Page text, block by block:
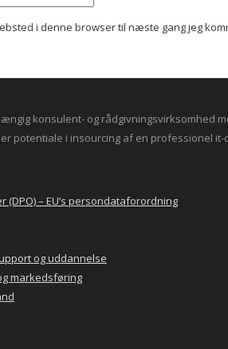
i denne browser til næste gang jeg
konsulent- og rådgivningsvirksomhed
potentiale i insourcing af en professionel
(DPO) – EU’s persondataforordning
og uddannelse
markedsføring